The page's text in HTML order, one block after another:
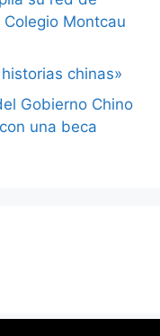
Montcau
chinas»
Gobierno Chino
una beca